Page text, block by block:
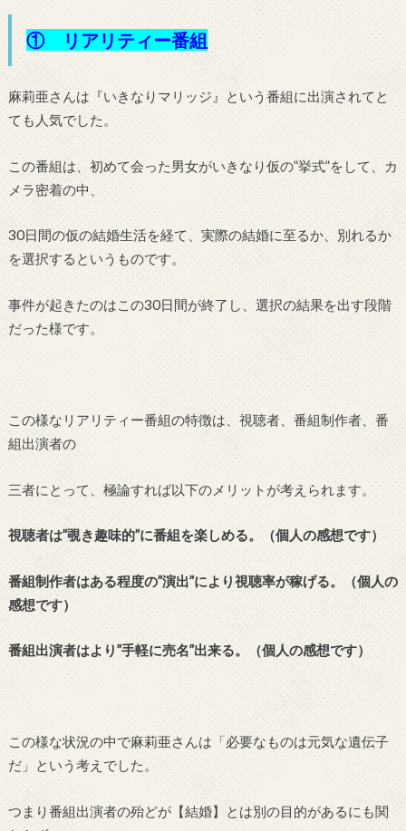
① リアリティー番組
麻莉亜さんは『いきなりマリッジ』という番組に出演されてと
ても人気でした。
この番組は、初めて会った男女がいきなり仮の”挙式”をして、カ
メラ密着の中、
30日間の仮の結婚生活を経て、実際の結婚に至るか、別れるか
を選択するというものです。
事件が起きたのはこの30日間が終了し、選択の結果を出す段階
だった様です。
この様なリアリティー番組の特徴は、視聴者、番組制作者、番
組出演者の
三者にとって、極論すれば以下のメリットが考えられます。
視聴者は”覗き趣味的”に番組を楽しめる。（個人の感想です）
番組制作者はある程度の”演出”により視聴率が稼げる。（個人の
感想です）
番組出演者はより”手軽に売名”出来る。（個人の感想です）
この様な状況の中で麻莉亜さんは「必要なものは元気な遺伝子
だ」という考えでした。
つまり番組出演者の殆どが【結婚】とは別の目的があるにも関